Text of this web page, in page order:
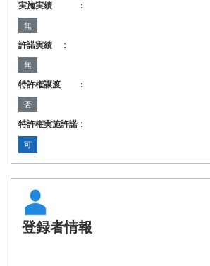
実施実績 ：
無
許諾実績 ：
無
特許権譲渡 ：
否
特許権実施許諾：
可
登録者情報